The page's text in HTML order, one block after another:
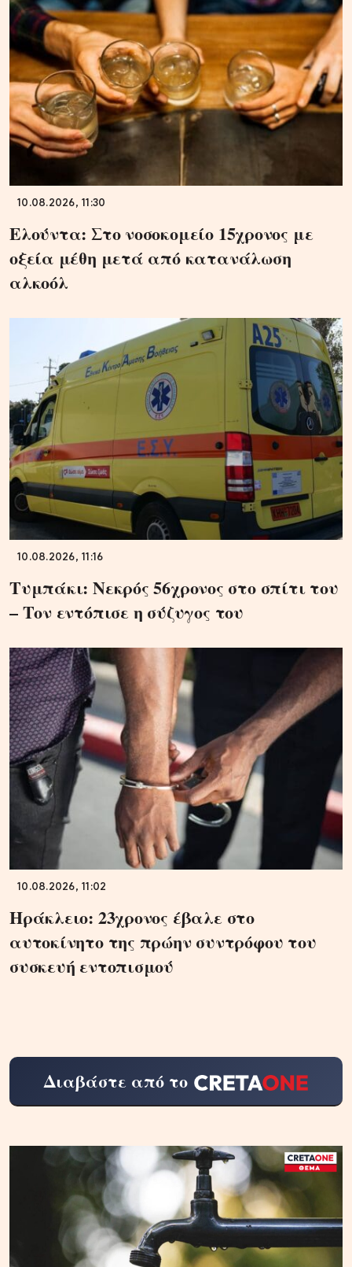
10.08.2026, 11:30
Ελούντα: Στο νοσοκομείο 15χρονος με
οξεία μέθη μετά από κατανάλωση
αλκοόλ
10.08.2026, 11:16
Τυμπάκι: Νεκρός 56χρονος στο σπίτι του
– Τον εντόπισε η σύζυγος του
10.08.2026, 11:02
Ηράκλειο: 23χρονος έβαλε στο
αυτοκίνητο της πρώην συντρόφου του
συσκευή εντοπισμού
Διαβάστε από το